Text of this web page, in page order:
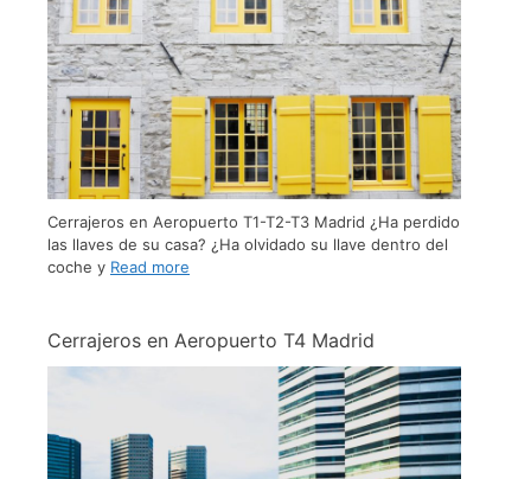
Cerrajeros en Aeropuerto T1-T2-T3 Madrid ¿Ha perdido
las llaves de su casa? ¿Ha olvidado su llave dentro del
coche y Read more
Cerrajeros en Aeropuerto T4 Madrid